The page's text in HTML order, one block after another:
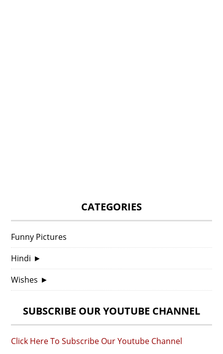
CATEGORIES
Funny Pictures
Hindi ►
Wishes ►
SUBSCRIBE OUR YOUTUBE CHANNEL
Click Here To Subscribe Our Youtube Channel